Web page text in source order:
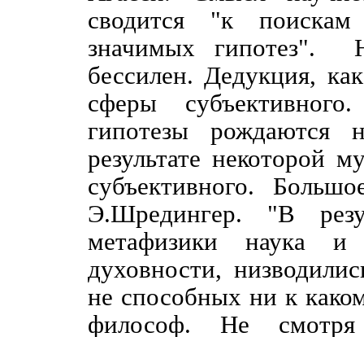
сводится "к
значимых гипотез".
бессилен. Дедукция,
сферы
гипотезы
результате некоторой
субъективного.
Э.Шредингер. "В
метафизики наука и
духовности,
не способных ни к
философ. Не